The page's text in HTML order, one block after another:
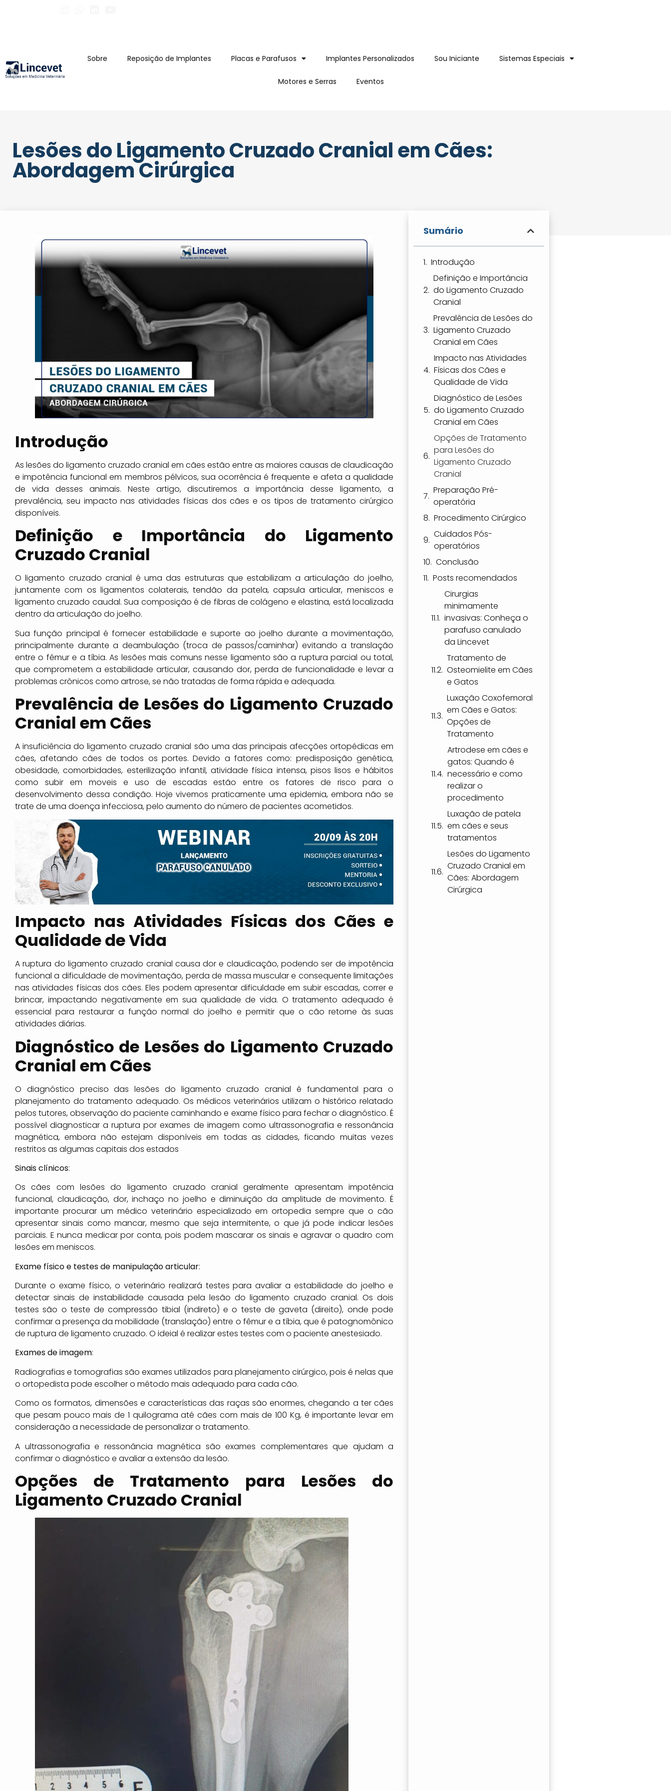
Sobre Reposição de Implantes Placas e Parafusos Implantes Personalizados Sou Iniciante Sistemas Especiais
Motores e Serras Eventos
Lesões do Ligamento Cruzado Cranial em Cães:
Abordagem Cirúrgica
Introdução
As lesões do ligamento cruzado cranial em cães estão entre as maiores causas de claudicação
e impotência funcional em membros pélvicos, sua ocorrência é frequente e afeta a qualidade
de vida desses animais. Neste artigo, discutiremos a importância desse ligamento, a
prevalência, seu impacto nas atividades físicas dos cães e os tipos de tratamento cirúrgico
disponíveis.
Definição e Importância do Ligamento
Cruzado Cranial
O ligamento cruzado cranial é uma das estruturas que estabilizam a articulação do joelho,
juntamente com os ligamentos colaterais, tendão da patela, capsula articular, meniscos e
ligamento cruzado caudal. Sua composição é de fibras de colágeno e elastina, está localizada
dentro da articulação do joelho.
Sua função principal é fornecer estabilidade e suporte ao joelho durante a movimentação,
principalmente durante a deambulação (troca de passos/caminhar) evitando a translação
entre o fêmur e a tíbia. As lesões mais comuns nesse ligamento são a ruptura parcial ou total,
que comprometem a estabilidade articular, causando dor, perda de funcionalidade e levar a
problemas crônicos como artrose, se não tratadas de forma rápida e adequada.
Prevalência de Lesões do Ligamento Cruzado
Cranial em Cães
A insuficiência do ligamento cruzado cranial são uma das principais afecções ortopédicas em
cães, afetando cães de todos os portes. Devido a fatores como: predisposição genética,
obesidade, comorbidades, esterilização infantil, atividade física intensa, pisos lisos e hábitos
como subir em moveis e uso de escadas estão entre os fatores de risco para o
desenvolvimento dessa condição. Hoje vivemos praticamente uma epidemia, embora não se
trate de uma doença infecciosa, pelo aumento do número de pacientes acometidos.
Impacto nas Atividades Físicas dos Cães e
Qualidade de Vida
A ruptura do ligamento cruzado cranial causa dor e claudicação, podendo ser de impotência
funcional a dificuldade de movimentação, perda de massa muscular e consequente limitações
nas atividades físicas dos cães. Eles podem apresentar dificuldade em subir escadas, correr e
brincar, impactando negativamente em sua qualidade de vida. O tratamento adequado é
essencial para restaurar a função normal do joelho e permitir que o cão retorne às suas
atividades diárias.
Diagnóstico de Lesões do Ligamento Cruzado
Cranial em Cães
O diagnóstico preciso das lesões do ligamento cruzado cranial é fundamental para o
planejamento do tratamento adequado. Os médicos veterinários utilizam o histórico relatado
pelos tutores, observação do paciente caminhando e exame físico para fechar o diagnóstico. É
possível diagnosticar a ruptura por exames de imagem como ultrassonografia e ressonância
magnética, embora não estejam disponíveis em todas as cidades, ficando muitas vezes
restritos as algumas capitais dos estados
Sinais clínicos:
Os cães com lesões do ligamento cruzado cranial geralmente apresentam impotência
funcional, claudicação, dor, inchaço no joelho e diminuição da amplitude de movimento. É
importante procurar um médico veterinário especializado em ortopedia sempre que o cão
apresentar sinais como mancar, mesmo que seja intermitente, o que já pode indicar lesões
parciais. E nunca medicar por conta, pois podem mascarar os sinais e agravar o quadro com
lesões em meniscos.
Exame físico e testes de manipulação articular:
Durante o exame físico, o veterinário realizará testes para avaliar a estabilidade do joelho e
detectar sinais de instabilidade causada pela lesão do ligamento cruzado cranial. Os dois
testes são o teste de compressão tibial (indireto) e o teste de gaveta (direito), onde pode
confirmar a presença da mobilidade (translação) entre o fêmur e a tíbia, que é patognomônico
de ruptura de ligamento cruzado. O ideial é realizar estes testes com o paciente anestesiado.
Exames de imagem:
Radiografias e tomografias são exames utilizados para planejamento cirúrgico, pois é nelas que
o ortopedista pode escolher o método mais adequado para cada cão.
Como os formatos, dimensões e características das raças são enormes, chegando a ter cães
que pesam pouco mais de 1 quilograma até cães com mais de 100 Kg, é importante levar em
consideração a necessidade de personalizar o tratamento.
A ultrassonografia e ressonância magnética são exames complementares que ajudam a
confirmar o diagnóstico e avaliar a extensão da lesão.
Opções de Tratamento para Lesões do
Ligamento Cruzado Cranial
Sumário
Introdução
Definição e Importância
do Ligamento Cruzado
Cranial
Prevalência de Lesões do
Ligamento Cruzado
Cranial em Cães
Impacto nas Atividades
Físicas dos Cães e
Qualidade de Vida
Diagnóstico de Lesões
do Ligamento Cruzado
Cranial em Cães
Opções de Tratamento
para Lesões do
Ligamento Cruzado
Cranial
Preparação Pré-
operatória
Procedimento Cirúrgico
Cuidados Pós-
operatórios
Conclusão
Posts recomendados
Cirurgias
minimamente
invasivas: Conheça o
parafuso canulado
da Lincevet
Tratamento de
Osteomielite em Cães
e Gatos
Luxação Coxofemoral
em Cães e Gatos:
Opções de
Tratamento
Artrodese em cães e
gatos: Quando é
necessário e como
realizar o
procedimento
Luxação de patela
em cães e seus
tratamentos
Lesões do Ligamento
Cruzado Cranial em
Cães: Abordagem
Cirúrgica